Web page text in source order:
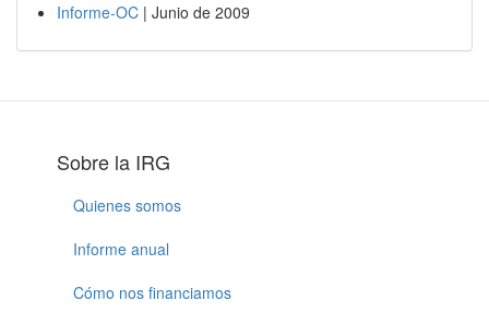
Informe-OC | Junio de 2009
Sobre la IRG
Quienes somos
Informe anual
Cómo nos financiamos